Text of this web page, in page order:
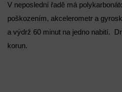
V neposlední řadě má
poškozením, akcelerometr a
a výdrž 60 minut na jedno nabití.
korun.